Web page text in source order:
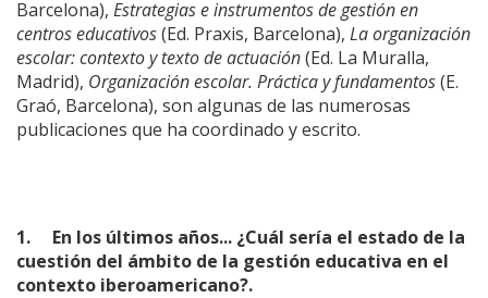
Barcelona), Estrategias e instrumentos de gestión en
centros educativos(Ed. Praxis, Barcelona), La organización
escolar: contexto y texto de actuación(Ed. La Muralla,
Madrid), Organización escolar. Práctica y fundamentos(E.
Graó, Barcelona), son algunas de las numerosas
publicaciones que ha coordinado y escrito.
1. En los últimos años... ¿Cuál sería el estado de la
cuestión del ámbito de la gestión educativa en el
contexto iberoamericano?.